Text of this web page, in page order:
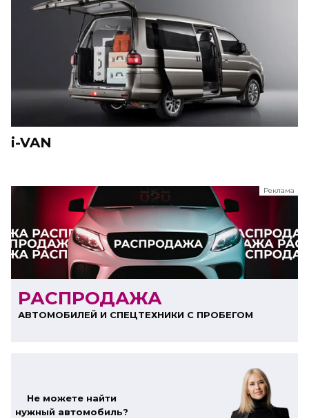
i-VAN
Реклама
ООО "ЛК Эволюция"
ИНН 9724016636
erid: nyi26TK8Sykg5SPCgA2w5MdVpLJdCVLW
РАСПРОДАЖА
АВТОМОБИЛЕЙ И СПЕЦТЕХНИКИ С ПРОБЕГОМ
Не можете найти
нужный автомобиль?